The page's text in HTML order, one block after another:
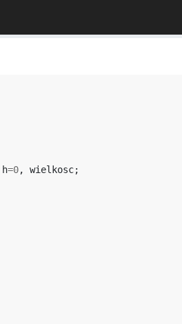
h=0, wielkosc;